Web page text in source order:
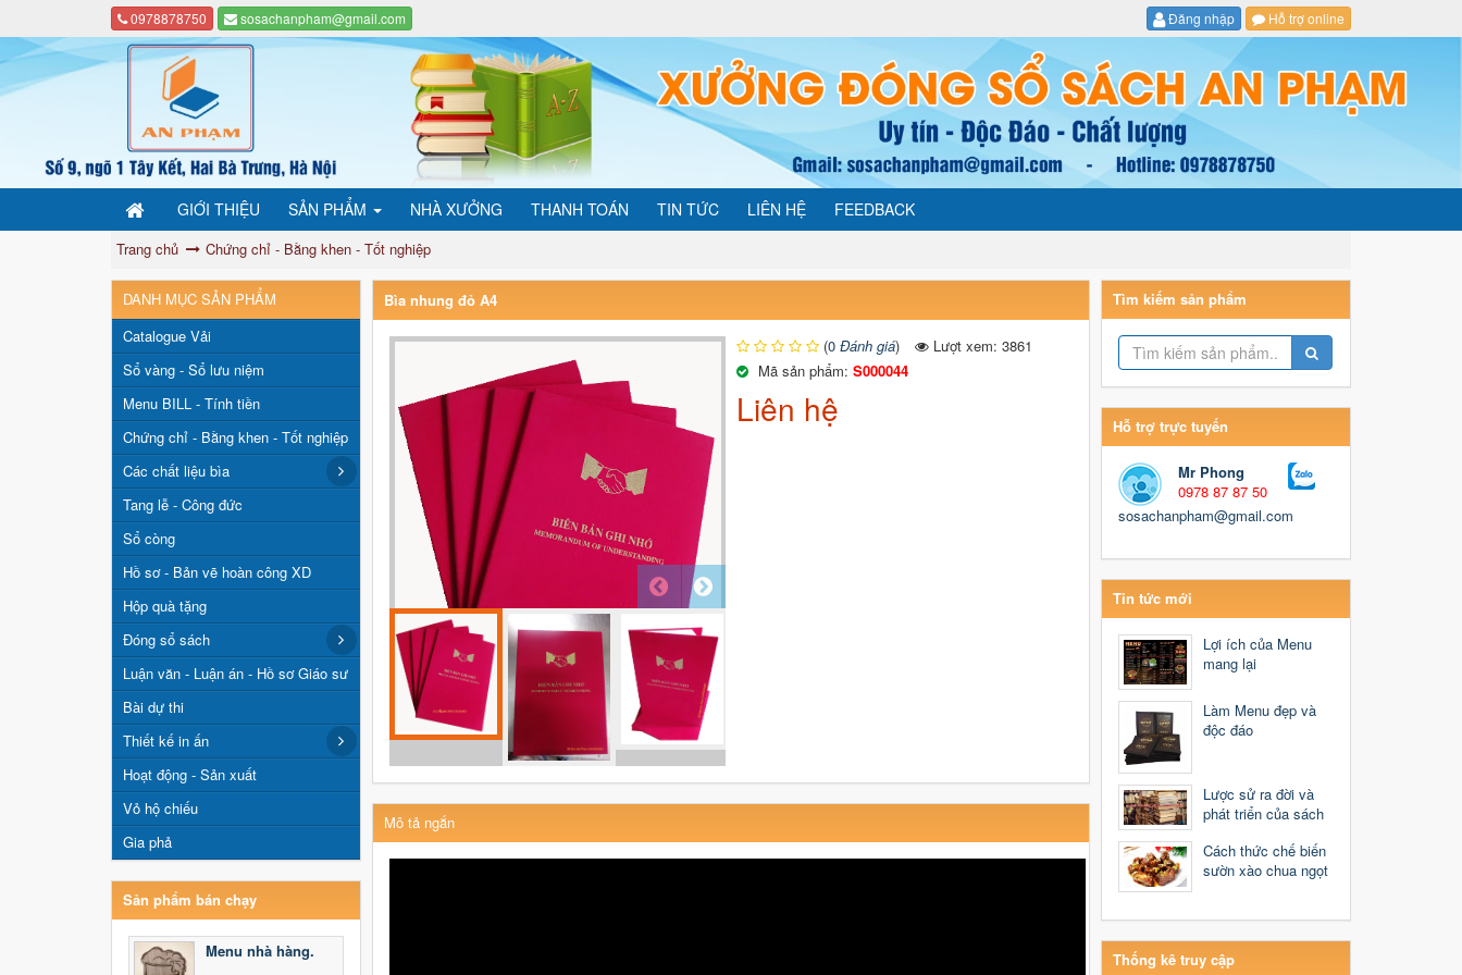
0978878750 sosachanpham@gmail.com Đăng nhập Hỗ trợ online
GIỚI THIỆU SẢN PHẨM NHÀ XƯỞNG THANH TOÁN TIN TỨC LIÊN HỆ FEEDBACK
Trang chủ Chứng chỉ - Bằng khen - Tốt nghiệp
Bìa nhung đỏ A4
(0 Đánh giá)
Lượt xem: 3861
Mã sản phẩm: S000044
Liên hệ
Mô tả ngắn
DANH MỤC SẢN PHẨM
Catalogue Vải
Sổ vàng - Sổ lưu niệm
Menu BILL - Tính tiền
Chứng chỉ - Bằng khen - Tốt nghiệp
Các chất liệu bìa
Tang lễ - Công đức
Sổ còng
Hồ sơ - Bản vẽ hoàn công XD
Hộp quà tặng
Đóng sổ sách
Luận văn - Luận án - Hồ sơ Giáo sư
Bài dự thi
Thiết kế in ấn
Hoạt động - Sản xuất
Vỏ hộ chiếu
Gia phả
Sản phẩm bán chạy
Menu nhà hàng.
Tìm kiếm sản phẩm
Hỗ trợ trực tuyến
Mr Phong
0978 87 87 50
sosachanpham@gmail.com
Tin tức mới
Lợi ích của Menu
mang lại
Làm Menu đẹp và
độc đáo
Lược sử ra đời và
phát triển của sách
Cách thức chế biến
sườn xào chua ngọt
Thống kê truy cập